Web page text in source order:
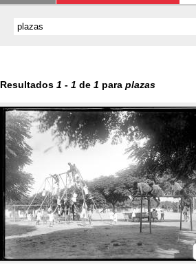
Resultados 1 - 1 de 1 para plazas